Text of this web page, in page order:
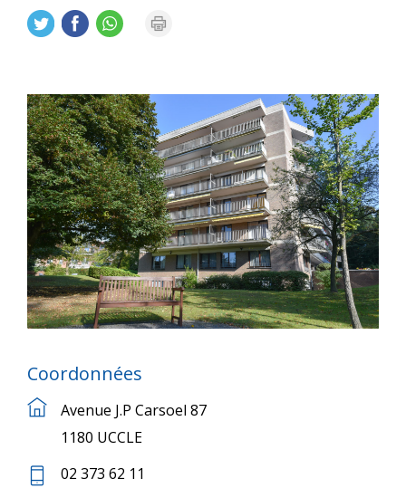
Coordonnées
Avenue J.P Carsoel 87
1180 UCCLE
02 373 62 11